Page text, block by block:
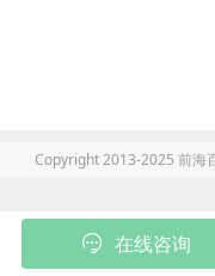
Copyright 2013-2025 前海
在线咨询